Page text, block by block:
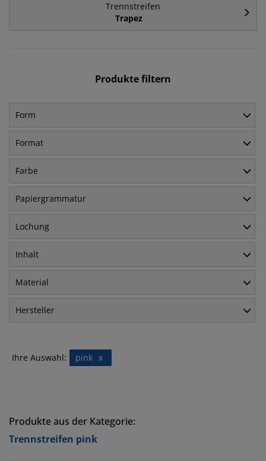
Trennstreifen
Trapez
Produkte filtern
Form
Format
Farbe
Papiergrammatur
Lochung
Inhalt
Material
Hersteller
Ihre Auswahl: x
pink
Produkte aus der Kategorie:
Trennstreifen pink